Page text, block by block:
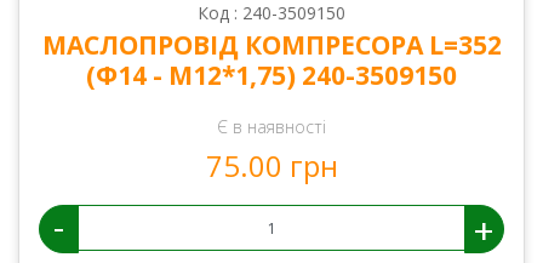
Код : 240-3509150
МАСЛОПРОВІД КОМПРЕСОРА L=352
(Ф14 - М12*1,75) 240-3509150
Є в наявності
75.00 грн
- +